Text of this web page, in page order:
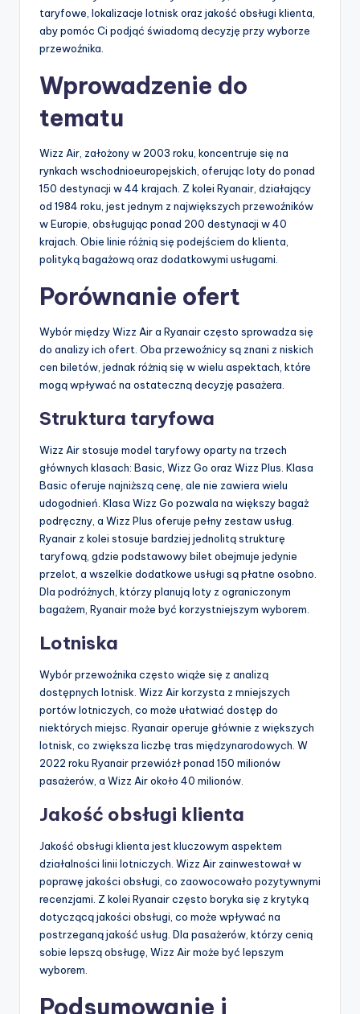
taryfowe, lokalizacje lotnisk oraz jakość obsługi klienta,
aby pomóc Ci podjąć świadomą decyzję przy wyborze
przewoźnika.
Wprowadzenie do
tematu
Wizz Air, założony w 2003 roku, koncentruje się na
rynkach wschodnioeuropejskich, oferując loty do ponad
150 destynacji w 44 krajach. Z kolei Ryanair, działający
od 1984 roku, jest jednym z największych przewoźników
w Europie, obsługując ponad 200 destynacji w 40
krajach. Obie linie różnią się podejściem do klienta,
polityką bagażową oraz dodatkowymi usługami.
Porównanie ofert
Wybór między Wizz Air a Ryanair często sprowadza się
do analizy ich ofert. Oba przewoźnicy są znani z niskich
cen biletów, jednak różnią się w wielu aspektach, które
mogą wpływać na ostateczną decyzję pasażera.
Struktura taryfowa
Wizz Air stosuje model taryfowy oparty na trzech
głównych klasach: Basic, Wizz Go oraz Wizz Plus. Klasa
Basic oferuje najniższą cenę, ale nie zawiera wielu
udogodnień. Klasa Wizz Go pozwala na większy bagaż
podręczny, a Wizz Plus oferuje pełny zestaw usług.
Ryanair z kolei stosuje bardziej jednolitą strukturę
taryfową, gdzie podstawowy bilet obejmuje jedynie
przelot, a wszelkie dodatkowe usługi są płatne osobno.
Dla podróżnych, którzy planują loty z ograniczonym
bagażem, Ryanair może być korzystniejszym wyborem.
Lotniska
Wybór przewoźnika często wiąże się z analizą
dostępnych lotnisk. Wizz Air korzysta z mniejszych
portów lotniczych, co może ułatwiać dostęp do
niektórych miejsc. Ryanair operuje głównie z większych
lotnisk, co zwiększa liczbę tras międzynarodowych. W
2022 roku Ryanair przewiózł ponad 150 milionów
pasażerów, a Wizz Air około 40 milionów.
Jakość obsługi klienta
Jakość obsługi klienta jest kluczowym aspektem
działalności linii lotniczych. Wizz Air zainwestował w
poprawę jakości obsługi, co zaowocowało pozytywnymi
recenzjami. Z kolei Ryanair często boryka się z krytyką
dotyczącą jakości obsługi, co może wpływać na
postrzeganą jakość usług. Dla pasażerów, którzy cenią
sobie lepszą obsługę, Wizz Air może być lepszym
wyborem.
Podsumowanie i